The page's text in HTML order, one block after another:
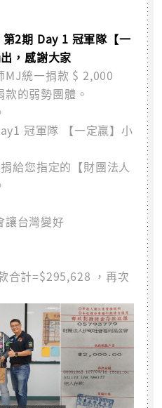
2期 Day 1 冠軍隊【一
，感謝大家
MJ統一捐款 $ 2,000
的弱勢團體。
冠軍隊 【一定贏】小
給您指定的【財團法人
讓台灣變好
合計=$295,628 ，再次